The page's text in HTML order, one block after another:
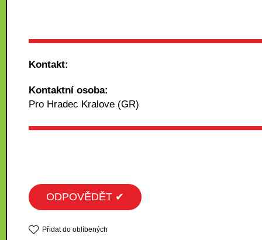
Kontakt:
Kontaktní osoba:
Pro Hradec Kralove (GR)
ODPOVĚDĚT ✔
Přidat do oblíbených